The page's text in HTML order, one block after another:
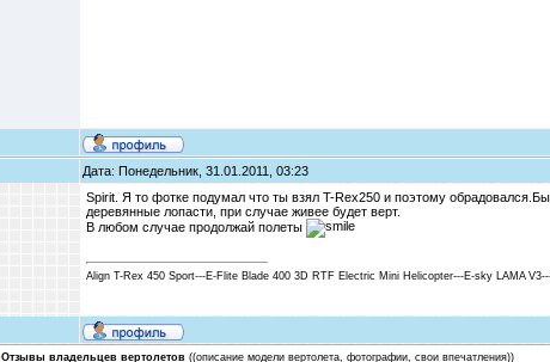
Дата: Понедельник, 31.01.2011, 03:23
Spirit. Я то фотке подумал что ты взял T-Rex250 и поэтому
деревянные лопасти, при случае живее будет верт.
В любом случае продолжай полеты
Align T-Rex 450 Sport---E-Flite Blade 400 3D RTF Electric Mini Helicopter---E-sky LAMA
Отзывы владельцев вертолетов ((описание модели вертолета, фотографии, свои впечатления))